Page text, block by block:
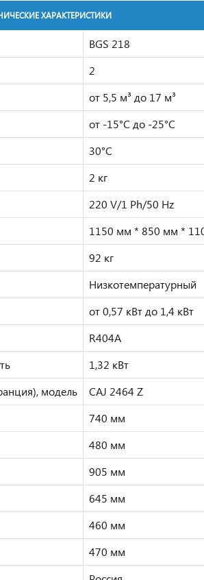
ХАРАКТЕРИСТИКИ
BGS 218
2
от 5,5 м³ до 17 м³
от -15°C до -25°C
30°C
2 кг
220 V/1 Ph/50 Hz
1150 мм * 850 мм *
92 кг
Низкотемпературный
от 0,57 кВт до 1,4 кВт
R404A
1,32 кВт
модель
CAJ 2464 Z
740 мм
480 мм
905 мм
645 мм
460 мм
470 мм